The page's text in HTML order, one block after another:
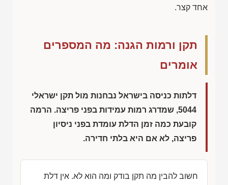
אחד קצר.
תקן ורמות הגנה: מה המספרים
אומרים
דלתות כניסה בישראל נבחנות מול תקן ישראלי
5044, שמדרג רמות עמידות בפני פריצה. הרמה
קובעת כמה זמן הדלת עומדת בפני ניסיון
פריצה, לא אם היא בלתי חדירה.
חשוב להבין מה תקן בודק ומה הוא לא. אין דלת